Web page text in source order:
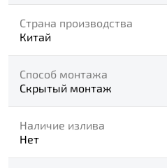
Страна производства
Китай
Способ монтажа
Скрытый монтаж
Наличие излива
Нет